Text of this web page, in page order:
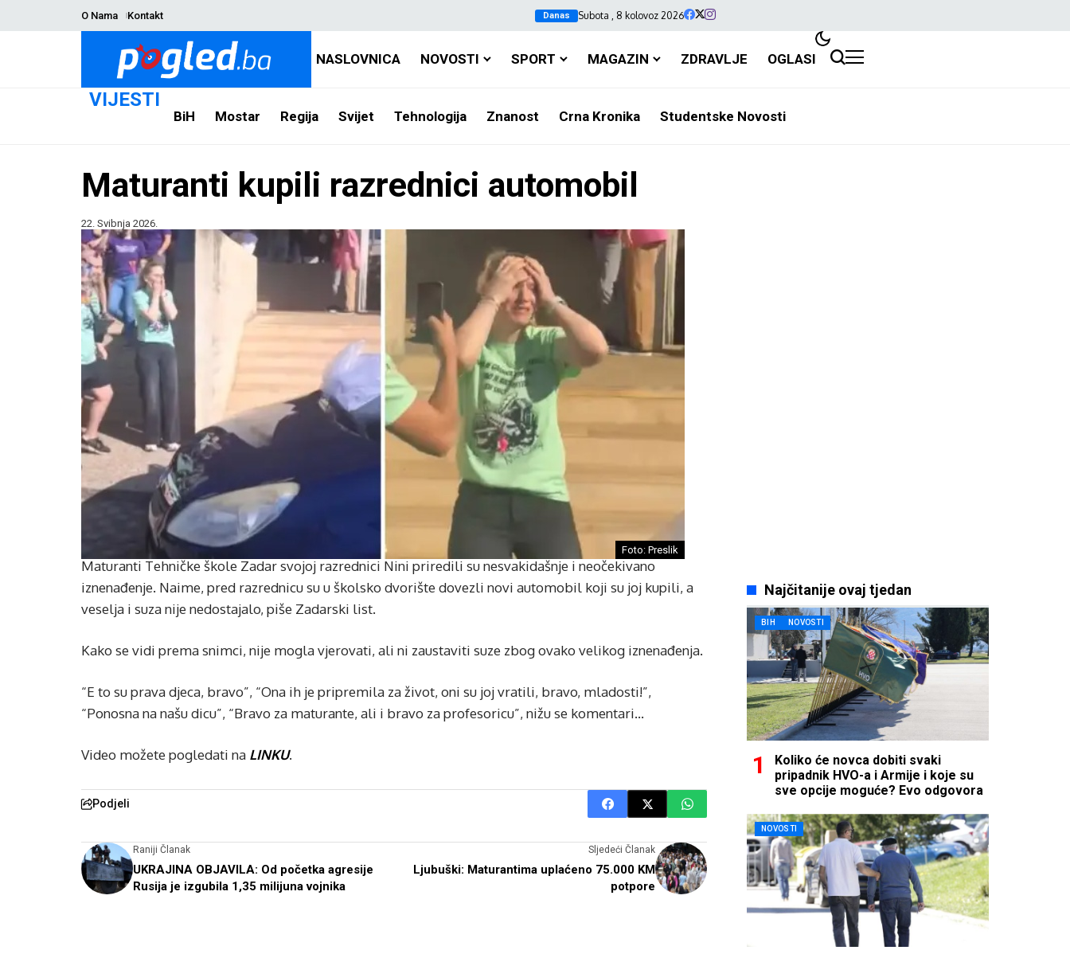
O Nama Kontakt Danas Subota , 8 kolovoz 2026
NASLOVNICA NOVOSTI SPORT MAGAZIN ZDRAVLJE OGLASI
VIJESTI
BiH Mostar Regija Svijet Tehnologija Znanost Crna Kronika Studentske Novosti
Maturanti kupili razrednici automobil
22. Svibnja 2026.
Foto: Preslik
Maturanti Tehničke škole Zadar svojoj razrednici Nini priredili su nesvakidašnje i neočekivano
iznenađenje. Naime, pred razrednicu su u školsko dvorište dovezli novi automobil koji su joj kupili, a
veselja i suza nije nedostajalo, piše Zadarski list.
Kako se vidi prema snimci, nije mogla vjerovati, ali ni zaustaviti suze zbog ovako velikog iznenađenja.
“E to su prava djeca, bravo”, “Ona ih je pripremila za život, oni su joj vratili, bravo, mladosti!”,
“Ponosna na našu dicu”, “Bravo za maturante, ali i bravo za profesoricu”, nižu se komentari…
Video možete pogledati na LINKU.
Podjeli
Raniji Članak
UKRAJINA OBJAVILA: Od početka agresije
Rusija je izgubila 1,35 milijuna vojnika
Sljedeći Članak
Ljubuški: Maturantima uplaćeno 75.000 KM
potpore
Najčitanije ovaj tjedan
BIH NOVOSTI
Koliko će novca dobiti svaki
pripadnik HVO-a i Armije i koje su
sve opcije moguće? Evo odgovora
NOVOSTI